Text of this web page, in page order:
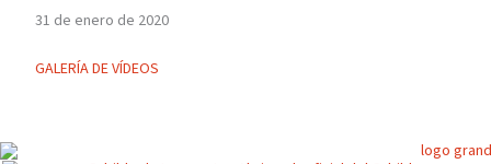
31 de enero de 2020
GALERÍA DE VÍDEOS